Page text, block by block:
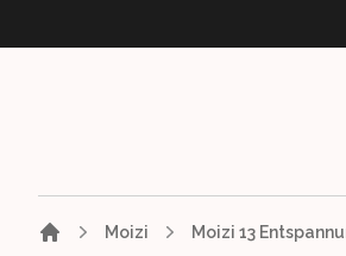
Moizi Moizi 13